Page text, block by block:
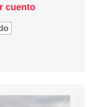
cuento